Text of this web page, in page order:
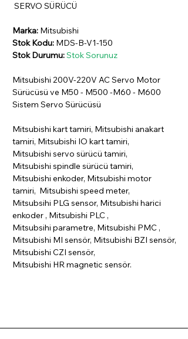
SERVO SÜRÜCÜ
Marka: Mitsubishi
Stok Kodu: MDS-B-V1-150
Stok Durumu:Stok Sorunuz
Mitsubishi 200V-220V AC Servo Motor
Sürücüsü ve M50 - M500 -M60 - M600
Sistem Servo Sürücüsü
Mitsubishi kart tamiri, Mitsubishi anakart
tamiri, Mitsubishi IO kart tamiri,
Mitsubishi servo sürücü tamiri,
Mitsubishi spindle sürücü tamiri,
Mitsubishi enkoder, Mitsubishi motor
tamiri, Mitsubishi speed meter,
Mitsubsihi PLG sensor, Mitsubishi harici
enkoder , Mitsubishi PLC ,
Mitsubsihi parametre, Mitsubishi PMC ,
Mitsubishi MI sensör, Mitsubishi BZI sensör,
Mitsubishi CZI sensör,
Mitsubishi HR magnetic sensör.